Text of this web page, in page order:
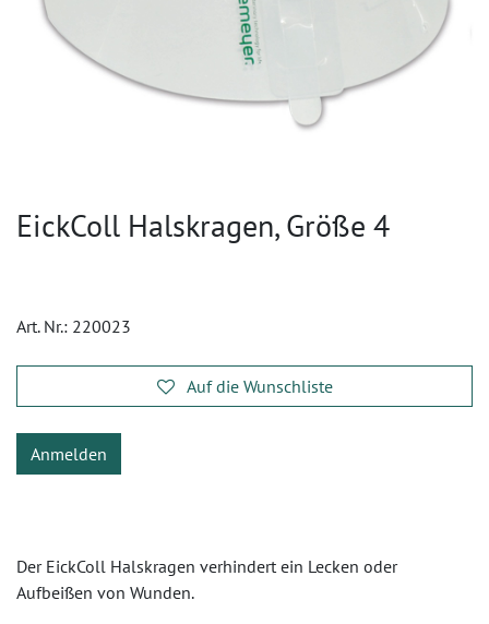
EickColl Halskragen, Größe 4
Art. Nr.: 220023
Auf die Wunschliste
Anmelden
Der EickColl Halskragen verhindert ein Lecken oder
Aufbeißen von Wunden.